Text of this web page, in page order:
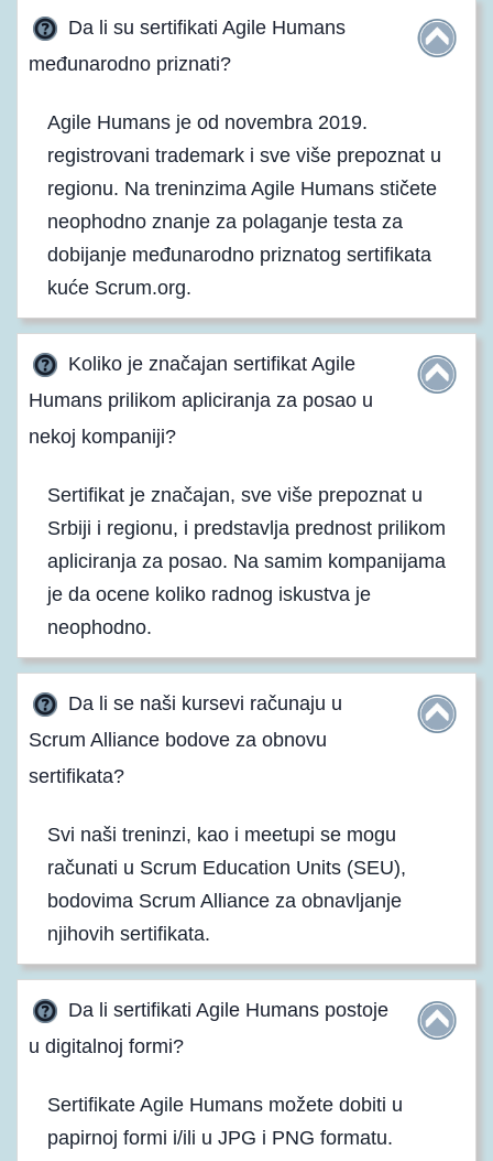
Da li su sertifikati Agile Humans
međunarodno priznati?
Agile Humans je od novembra 2019.
registrovani trademark i sve više prepoznat u
regionu. Na treninzima Agile Humans stičete
neophodno znanje za polaganje testa za
dobijanje međunarodno priznatog sertifikata
kuće Scrum.org.
Koliko je značajan sertifikat Agile
Humans prilikom apliciranja za posao u
nekoj kompaniji?
Sertifikat je značajan, sve više prepoznat u
Srbiji i regionu, i predstavlja prednost prilikom
apliciranja za posao. Na samim kompanijama
je da ocene koliko radnog iskustva je
neophodno.
Da li se naši kursevi računaju u
Scrum Alliance bodove za obnovu
sertifikata?
Svi naši treninzi, kao i meetupi se mogu
računati u Scrum Education Units (SEU),
bodovima Scrum Alliance za obnavljanje
njihovih sertifikata.
Da li sertifikati Agile Humans postoje
u digitalnoj formi?
Sertifikate Agile Humans možete dobiti u
papirnoj formi i/ili u JPG i PNG formatu.